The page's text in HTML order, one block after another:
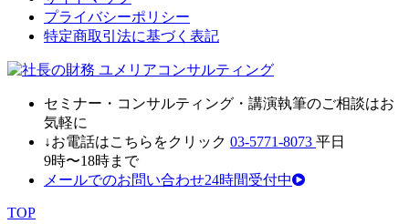
プライバシーポリシー
特定商取引法に基づく表記
セミナー・ コンサルティング・ 講演執筆のご相談はお
気軽に
↓お電話はこちらをクリック 03-5771-8073 平日
9時〜18時まで
メールでのお問い合わせ24時間受付中
TOP